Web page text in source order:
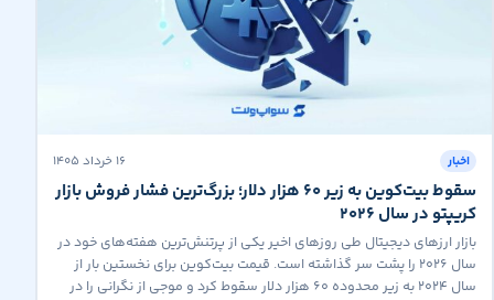
اخبار ۱۶ خرداد ۱۴۰۵
سقوط بیت‌کوین به زیر ۶۰ هزار دلار؛ بزرگ‌ترین فشار فروش بازار
کریپتو در سال ۲۰۲۶
بازار ارزهای دیجیتال طی روزهای اخیر یکی از پرتنش‌ترین هفته‌های خود در
سال ۲۰۲۶ را پشت سر گذاشته است. قیمت بیت‌کوین برای نخستین بار از
سال ۲۰۲۴ به زیر محدوده ۶۰ هزار دلار سقوط کرد و موجی از نگرانی را در